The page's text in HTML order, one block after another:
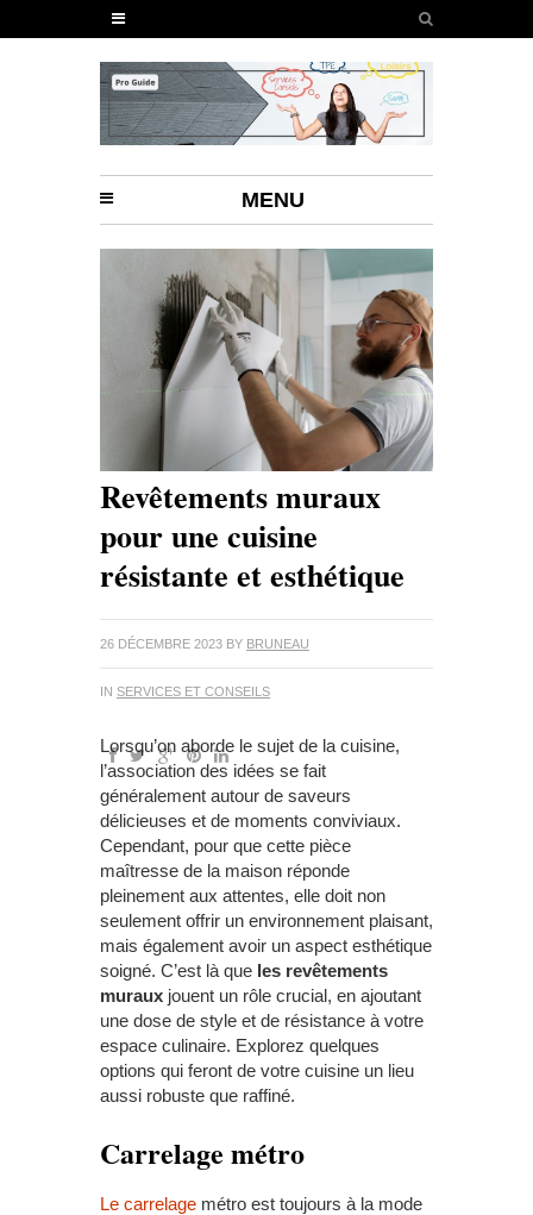
MENU
Revêtements muraux
pour une cuisine
résistante et esthétique
26 DÉCEMBRE 2023 BY BRUNEAU
IN SERVICES ET CONSEILS
Lorsqu’on aborde le sujet de la cuisine,
l’association des idées se fait
généralement autour de saveurs
délicieuses et de moments conviviaux.
Cependant, pour que cette pièce
maîtresse de la maison réponde
pleinement aux attentes, elle doit non
seulement offrir un environnement plaisant,
mais également avoir un aspect esthétique
soigné. C’est là que les revêtements
muraux jouent un rôle crucial, en ajoutant
une dose de style et de résistance à votre
espace culinaire. Explorez quelques
options qui feront de votre cuisine un lieu
aussi robuste que raffiné.
Carrelage métro
Le carrelage métro est toujours à la mode